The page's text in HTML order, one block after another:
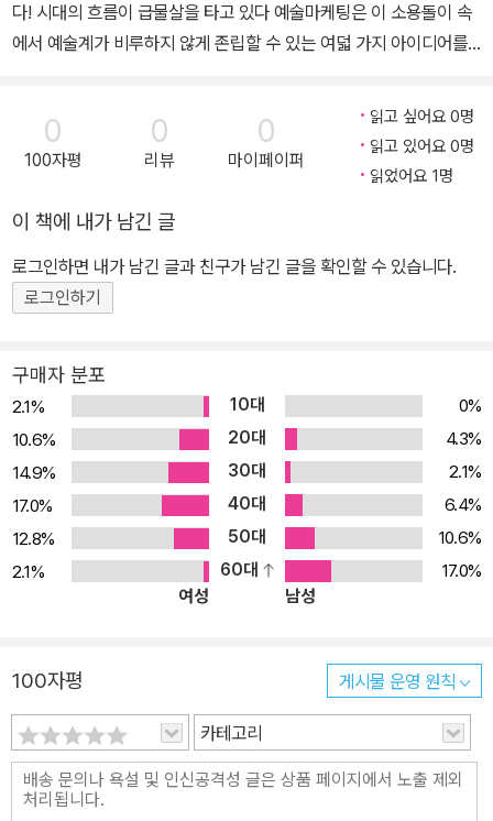
해 다섯 권의 책 『철학으로 본 앙트러프러너십』 『비즈니스상상력』
『개념설계의 시대』 『문화마케팅』 『예술마케팅』을 기획하고 집필했
다! 시대의 흐름이 급물살을 타고 있다 예술마케팅은 이 소용돌이 속
에서 예술계가 비루하지 않게 존립할 수 있는 여덟 가지 아이디어를
식이나 집, 옷처럼 없으면 생존하기 어려운 생필품이 아니다. 그래서
과거에는 신흥부자들의 유희이자 사치로, 특정 계층이 향유하는 것으
로 치부되었다. 그러나 오늘날, 특히 젊은이들에게 예술은 필수가 되
이의 권리가 되었다. 이를 계기로 예술소비라는 개념이 새로 탄생했
다. 향유가 아닌 ‘소비’, ‘비즈니스’로 보는 예술, ‘마케팅’ 대상으로서
의 예술. 예술을 보는 이러한 시각은 기존과 다른 접근을 하는 데서 시
작한다. 오스트리아의 철학자 비트겐슈타인은 이런 말을 남겼다. “언
을 드러나게 한다”라고 풀어쓸 수 있다. 이 책에서는 변화하는 시대에
걸맞게 새롭게 재정립되어야 할 ‘예술을 위한 마케팅’을 다각도에서
살펴본다. 예술마케팅은 1960년대에 등장해 1980년대부터 본격적
으로 사용되기 시작한 말이다. 신자유주의가 등장하고 사회주의가 붕
괴되면서, 정부의 예술정책이 급격히 바뀌어 재정지원을 대폭 줄이게
되었다. 예술계는 시장의 손으로 넘어가게 되었고, 영리조직으로 살
아남기 위해 경영지식을 예술에 차용하게 된다. 또 예술을 경영에 도
입하는 방향으로도 움직이며, 이 두 가지 방향을 토대로 예술경영이
거대한 생태계를 이루고 있다. 인류가 축적해놓은 예술의 역사가 오
래된 만큼 예술생태계는 크고 복잡하다. 예술인, 예술기관, 제도, 기
업, 소비자 등 점점 복잡하고 다양해지는 예술생태계를 이해하고, 지
속해서 성장하고 발전하기 위한 구체적인 방안이 바로 예술마케팅이
다. 이 책에서 저자는 예술마케팅이 힘 있는 콘텐츠를 구성하고, 예술
계에 활력을 불러일으킬 수 있도록 여덟 가지 개념이자 아이디어를
0
100자평
0
리뷰
0
마이페이퍼
읽고 싶어요 0명
읽고 있어요 0명
읽었어요 1명
이 책에 내가 남긴 글
로그인하면 내가 남긴 글과 친구가 남긴 글을 확인할 수 있습니다.
로그인하기
구매자 분포
2.1% 10대
0%
10.6%
20대
4.3%
14.9%
30대
2.1%
17.0%
40대
6.4%
12.8%
50대
10.6%
2.1%
60대
17.0%
여성
남성
100자평 게시물 운영 원칙
카테고리